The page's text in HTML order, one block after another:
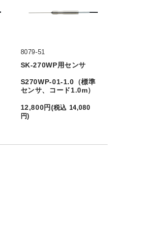
8079-51
SK-270WP用センサ
S270WP-01-1.0（標準
センサ、コード1.0m）
12,800円 (税込 14,080
円)